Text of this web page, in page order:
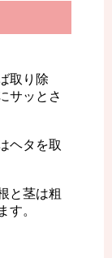
取り除
サッとさ
ヘタを取
と茎は粗
す。